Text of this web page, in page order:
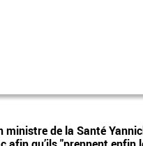
ministre de la Santé